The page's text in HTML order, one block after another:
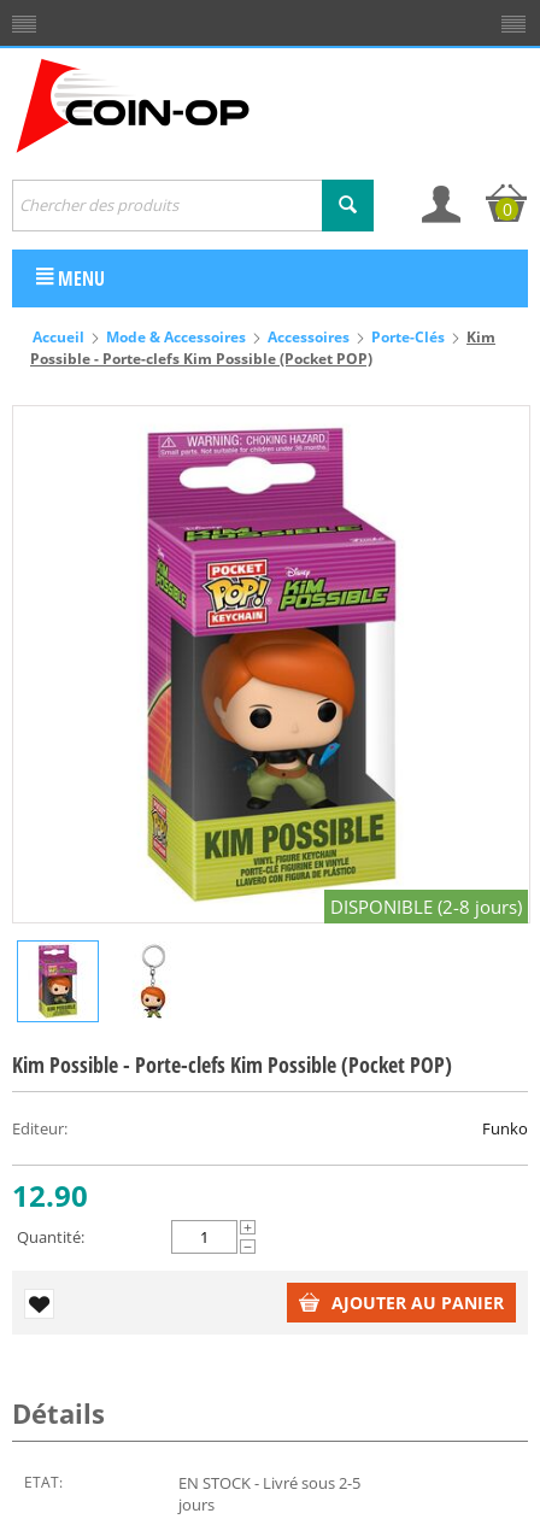
0
MENU
Accueil Mode & Accessoires Accessoires Porte-Clés
Kim
Possible - Porte-clefs Kim Possible (Pocket POP)
DISPONIBLE (2-8 jours)
Kim Possible - Porte-clefs Kim Possible (Pocket POP)
Editeur: Funko
12.90
Quantité:
+
−
AJOUTER AU PANIER
Détails
ETAT:
EN STOCK - Livré sous 2-5
jours